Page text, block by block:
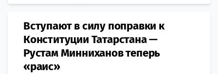
Вступают в силу поправки к
Конституции Татарстана —
Рустам Минниханов теперь
«раис»